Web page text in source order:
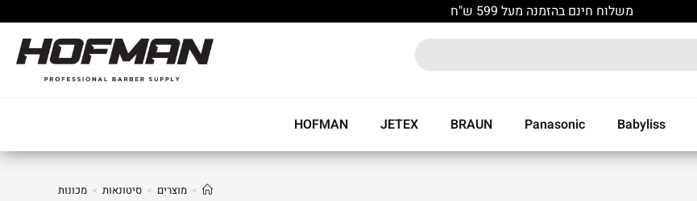
משלוח חינם בהזמנה מעל 599 ש"ח
Babyliss
Panasonic
BRAUN
JETEX
HOFMAN
> מוצרים > סיטונאות > מכונות